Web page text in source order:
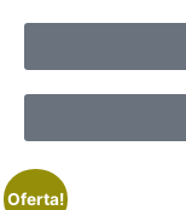
Oferta!